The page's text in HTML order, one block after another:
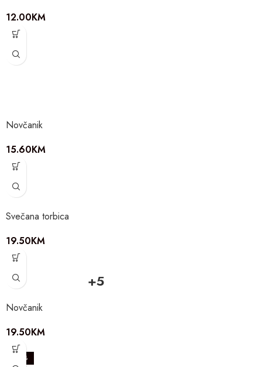
12.00KM
Novčanik
15.60KM
Svečana torbica
19.50KM
+5
Novčanik
19.50KM
-20%